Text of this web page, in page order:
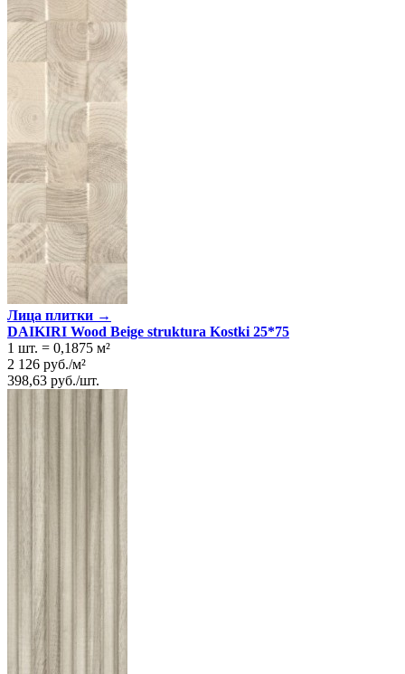
Лица плитки →
DAIKIRI Wood Beige struktura Kostki 25*75
1 шт. = 0,1875 м²
2 126 руб./м²
398,63 руб./шт.